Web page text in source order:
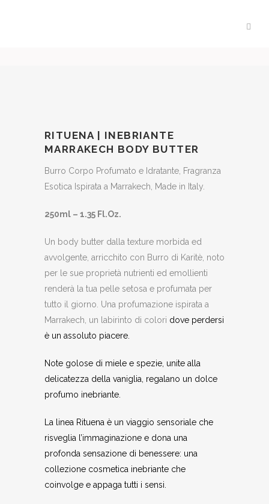
RITUENA | INEBRIANTE
MARRAKECH BODY BUTTER
Burro Corpo Profumato e Idratante, Fragranza
Esotica Ispirata a Marrakech, Made in Italy.
250ml – 1.35 Fl.Oz.
Un body butter dalla texture morbida ed
avvolgente, arricchito con Burro di Karitè, noto
per le sue proprietà nutrienti ed emollienti
renderà la tua pelle setosa e profumata per
tutto il giorno. Una profumazione ispirata a
Marrakech, un labirinto di colori dove perdersi
è un assoluto piacere.
Note golose di miele e spezie, unite alla
delicatezza della vaniglia, regalano un dolce
profumo inebriante.
La linea Rituena è un viaggio sensoriale che
risveglia l’immaginazione e dona una
profonda sensazione di benessere: una
collezione cosmetica inebriante che
coinvolge e appaga tutti i sensi.